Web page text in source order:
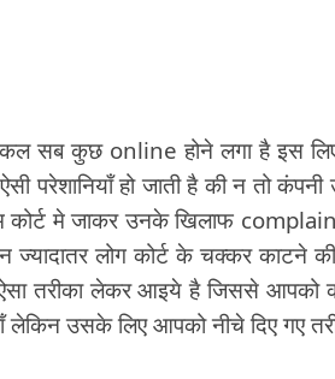
सब कुछ online होने लगा है इस
परेशानियाँ हो जाती है की न तो
कोर्ट मे जाकर उनके खिलाफ
ज्यादातर लोग कोर्ट के चक्कर
तरीका लेकर आइये है जिससे आपको
लेकिन उसके लिए आपको नीचे दिए गए